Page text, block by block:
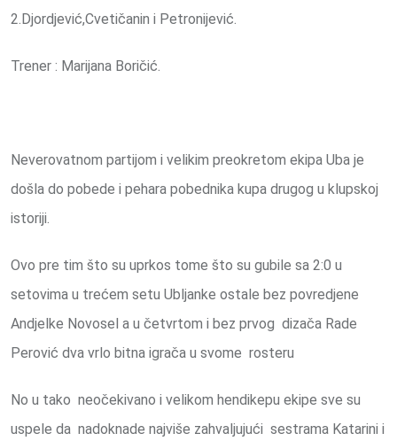
2.Djordjević,Cvetičanin i Petronijević.
Trener : Marijana Boričić.
Neverovatnom partijom i velikim preokretom ekipa Uba je
došla do pobede i pehara pobednika kupa drugog u klupskoj
istoriji.
Ovo pre tim što su uprkos tome što su gubile sa 2:0 u
setovima u trećem setu Ubljanke ostale bez povredjene
Andjelke Novosel a u četvrtom i bez prvog dizača Rade
Perović dva vrlo bitna igrača u svome rosteru
No u tako neočekivano i velikom hendikepu ekipe sve su
uspele da nadoknade najviše zahvaljujući sestrama Katarini i